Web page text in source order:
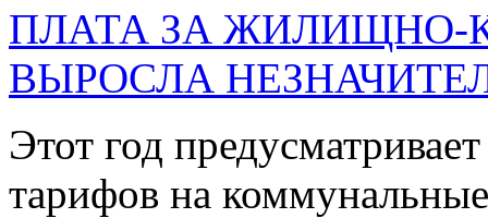
ПЛАТА ЗА
ВЫРОСЛА
Этот год
тарифов на